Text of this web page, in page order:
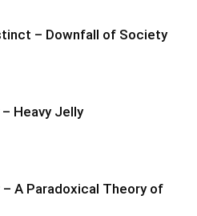
– Downfall of Society
Heavy Jelly
– A Paradoxical Theory of